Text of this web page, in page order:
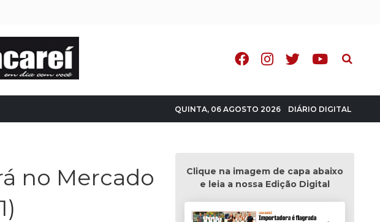
Pesquisa
QUINTA, 06 AGOSTO 2026 DIÁRIO DIGITAL
no Mercado
Clique na imagem de capa abaixo
e leia a nossa Edição Digital